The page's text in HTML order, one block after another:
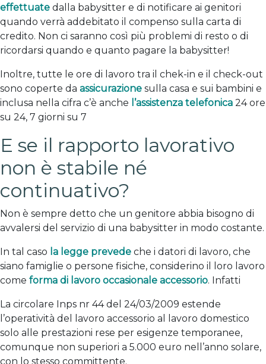
effettuate dalla babysitter e di notificare ai genitori
quando verrà addebitato il compenso sulla carta di
credito. Non ci saranno così più problemi di resto o di
ricordarsi quando e quanto pagare la babysitter!
Inoltre, tutte le ore di lavoro tra il chek-in e il check-out
sono coperte da assicurazione sulla casa e sui bambini e
inclusa nella cifra c’è anche l’assistenza telefonica 24 ore
su 24, 7 giorni su 7
E se il rapporto lavorativo
non è stabile né
continuativo?
Non è sempre detto che un genitore abbia bisogno di
avvalersi del servizio di una babysitter in modo costante.
In tal caso la legge prevede che i datori di lavoro, che
siano famiglie o persone fisiche, considerino il loro lavoro
come forma di lavoro occasionale accessorio. Infatti
La circolare Inps nr 44 del 24/03/2009 estende
l’operatività del lavoro accessorio al lavoro domestico
solo alle prestazioni rese per esigenze temporanee,
comunque non superiori a 5.000 euro nell’anno solare,
con lo stesso committente.